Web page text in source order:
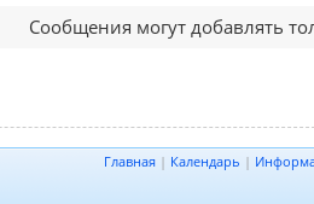
Сообщения могут добавлять
Главная | Календарь |